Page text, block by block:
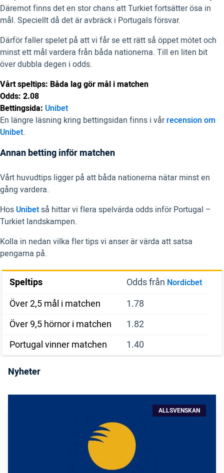
Däremot finns det en stor chans att Turkiet fortsätter ösa in
mål. Speciellt då det är avbräck i Portugals försvar.
Därför faller spelet på att vi får se ett rätt så öppet mötet och
minst ett mål vardera från båda nationerna. Till en liten bit
över dubbla degen i odds.
Vårt speltips: Båda lag gör mål i matchen
Odds: 2.08
Bettingsida: Unibet
En längre läsning kring bettingsidan finns i vårrecension om
Unibet.
Annan betting inför matchen
Vårt huvudtips ligger på att båda nationerna nätar minst en
gång vardera.
Hos Unibetså hittar vi flera spelvärda odds inför Portugal –
Turkiet landskampen.
Kolla in nedan vilka fler tips vi anser är värda att satsa
pengarna på.
Speltips Odds från Nordicbet
Över 2,5 mål i matchen
1.78
Över 9,5 hörnor i matchen
1.82
Portugal vinner matchen
1.40
Nyheter
ALLSVENSKAN